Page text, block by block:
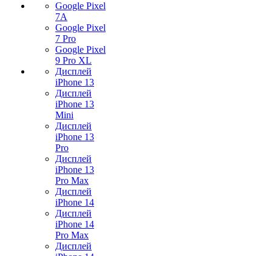
Google Pixel
7А
Google Pixel
7 Pro
Google Pixel
9 Pro XL
Дисплей
iPhone 13
Дисплей
iPhone 13
Mini
Дисплей
iPhone 13
Pro
Дисплей
iPhone 13
Pro Max
Дисплей
iPhone 14
Дисплей
iPhone 14
Pro Max
Дисплей